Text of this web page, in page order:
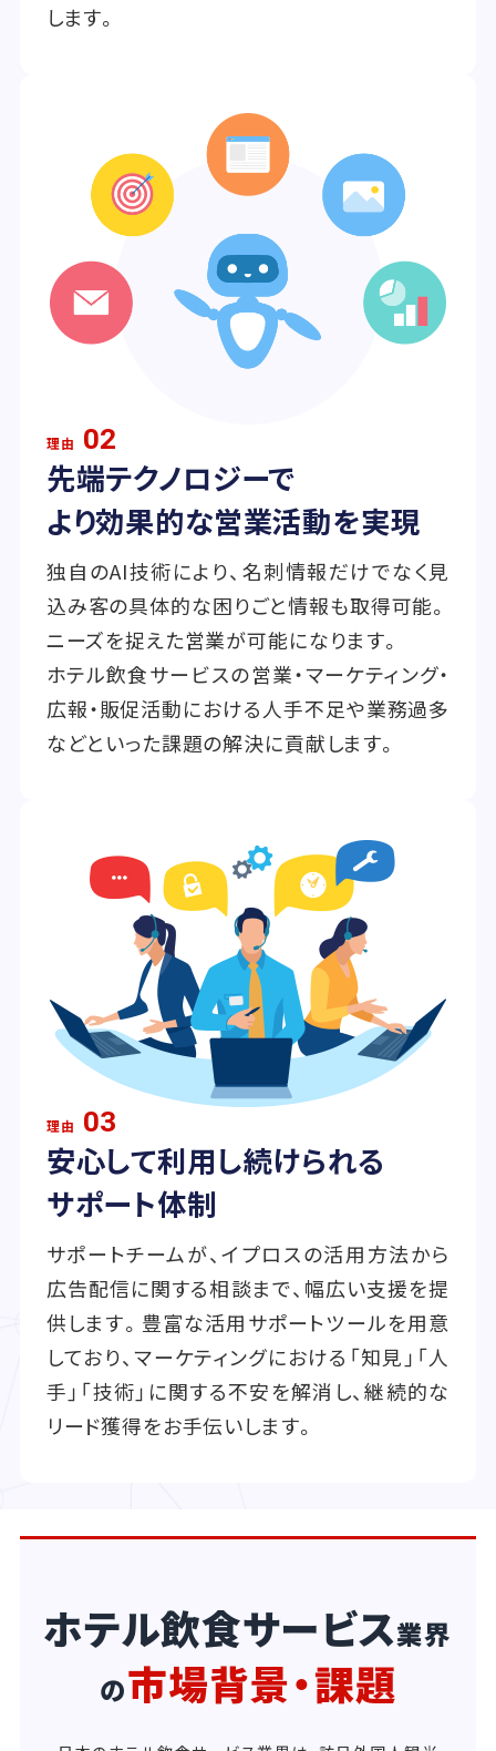
します。
理由 02
先端テクノロジーで
より効果的な営業活動を実現
独自のAI技術により、名刺情報だけでなく見
込み客の具体的な困りごと情報も取得可能。
ニーズを捉えた営業が可能になります。
ホテル飲食サービスの営業・マーケティング・
広報・販促活動における人手不足や業務過多
などといった課題の解決に貢献します。
理由 03
安心して利用し続けられる
サポート体制
サポートチームが、イプロスの活用方法から
広告配信に関する相談まで、幅広い支援を提
供します。豊富な活用サポートツールを用意
しており、マーケティングにおける「知見」「人
手」「技術」に関する不安を解消し、継続的な
リード獲得をお手伝いします。
ホテル飲食サービス業界
の市場背景・課題